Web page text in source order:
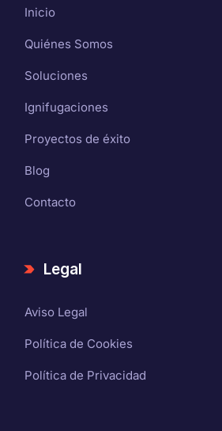
Inicio
Quiénes Somos
Soluciones
Ignifugaciones
Proyectos de éxito
Blog
Contacto
Legal
Aviso Legal
Política de Cookies
Política de Privacidad